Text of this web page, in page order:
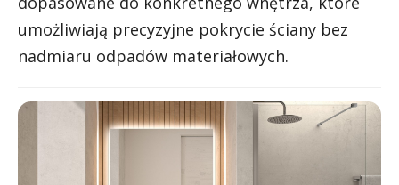
umożliwiają precyzyjne pokrycie ściany bez
nadmiaru odpadów materiałowych.